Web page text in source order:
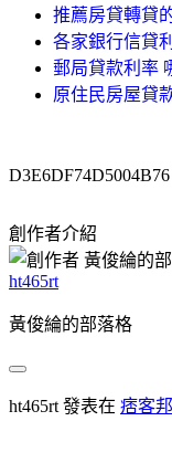
推薦房貸轉貸
各家銀行信貸
郵局貸款利率
原住民房屋貸
D3E6DF74D5004B76
創作者介紹
ht465rt
黃俊綸的部落格
ht465rt 發表在 痞客邦